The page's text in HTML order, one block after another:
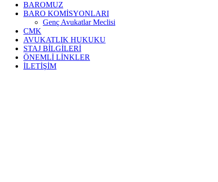
BAROMUZ
BARO KOMİSYONLARI
Genç Avukatlar Meclisi
CMK
AVUKATLIK HUKUKU
STAJ BİLGİLERİ
ÖNEMLİ LİNKLER
İLETİŞİM